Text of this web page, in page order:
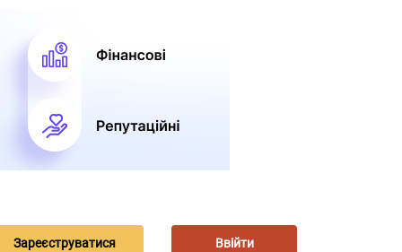
Зареєструватися Ввійти